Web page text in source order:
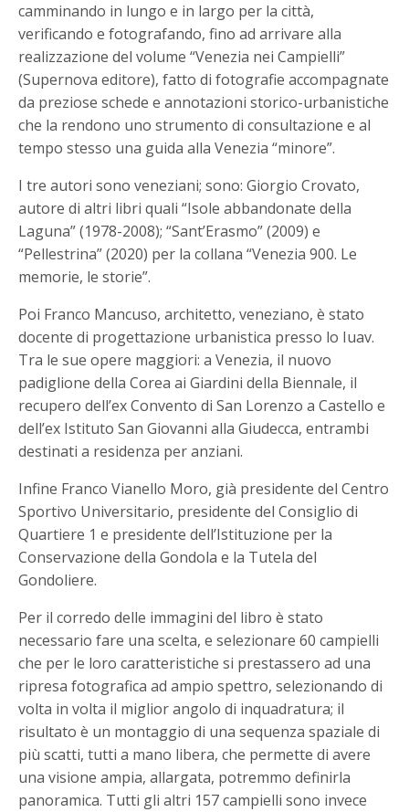
camminando in lungo e in largo per la città,
verificando e fotografando, fino ad arrivare alla
realizzazione del volume “Venezia nei Campielli”
(Supernova editore), fatto di fotografie accompagnate
da preziose schede e annotazioni storico-urbanistiche
che la rendono uno strumento di consultazione e al
tempo stesso una guida alla Venezia “minore”.
I tre autori sono veneziani; sono: Giorgio Crovato,
autore di altri libri quali “Isole abbandonate della
Laguna” (1978-2008); “Sant’Erasmo” (2009) e
“Pellestrina” (2020) per la collana “Venezia 900. Le
memorie, le storie”.
Poi Franco Mancuso, architetto, veneziano, è stato
docente di progettazione urbanistica presso lo Iuav.
Tra le sue opere maggiori: a Venezia, il nuovo
padiglione della Corea ai Giardini della Biennale, il
recupero dell’ex Convento di San Lorenzo a Castello e
dell’ex Istituto San Giovanni alla Giudecca, entrambi
destinati a residenza per anziani.
Infine Franco Vianello Moro, già presidente del Centro
Sportivo Universitario, presidente del Consiglio di
Quartiere 1 e presidente dell’Istituzione per la
Conservazione della Gondola e la Tutela del
Gondoliere.
Per il corredo delle immagini del libro è stato
necessario fare una scelta, e selezionare 60 campielli
che per le loro caratteristiche si prestassero ad una
ripresa fotografica ad ampio spettro, selezionando di
volta in volta il miglior angolo di inquadratura; il
risultato è un montaggio di una sequenza spaziale di
più scatti, tutti a mano libera, che permette di avere
una visione ampia, allargata, potremmo definirla
panoramica. Tutti gli altri 157 campielli sono invece